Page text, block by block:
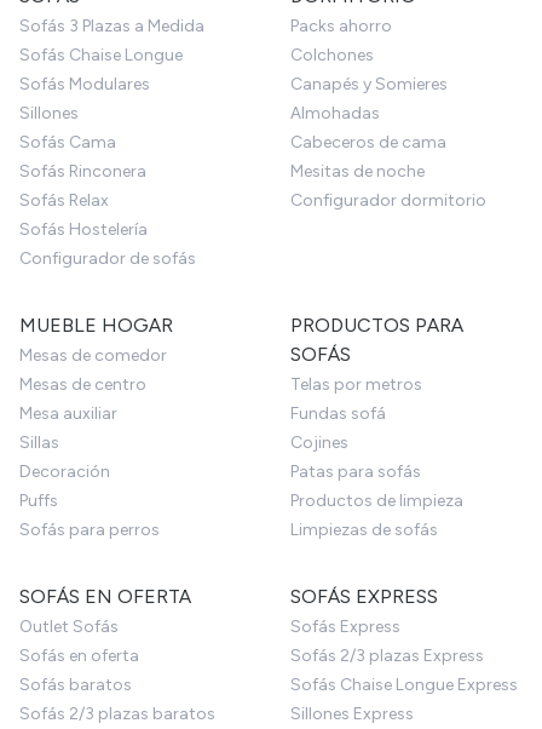
Sofás 3 Plazas a Medida
Sofás Chaise Longue
Sofás Modulares
Sillones
Sofás Cama
Sofás Rinconera
Sofás Relax
Sofás Hostelería
Configurador de sofás
Packs ahorro
Colchones
Canapés y Somieres
Almohadas
Cabeceros de cama
Mesitas de noche
Configurador dormitorio
MUEBLE HOGAR
Mesas de comedor
Mesas de centro
Mesa auxiliar
Sillas
Decoración
Puffs
Sofás para perros
PRODUCTOS PARA
SOFÁS
Telas por metros
Fundas sofá
Cojines
Patas para sofás
Productos de limpieza
Limpiezas de sofás
SOFÁS EN OFERTA
Outlet Sofás
Sofás en oferta
Sofás baratos
Sofás 2/3 plazas baratos
SOFÁS EXPRESS
Sofás Express
Sofás 2/3 plazas Express
Sofás Chaise Longue Express
Sillones Express